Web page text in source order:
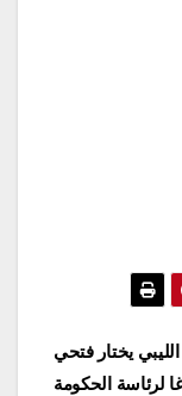
الليبي يختار فتحي
لرئاسة الحكومة